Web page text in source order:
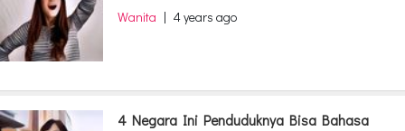
Wanita | 4 years ago
4 Negara Ini Penduduknya Bisa Bahasa